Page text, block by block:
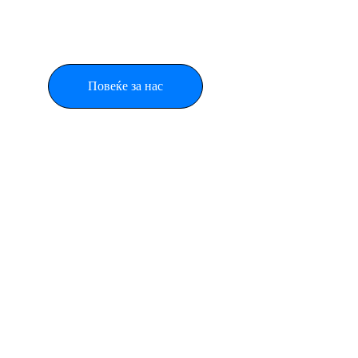
Повеќе за нас